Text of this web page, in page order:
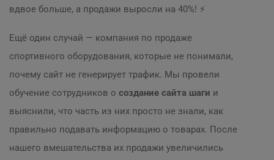
вдвое больше, а продажи выросли на 40%! ⚡
Ещё один случай — компания по продаже
спортивного оборудования, которые не понимали,
почему сайт не генерирует трафик. Мы провели
обучение сотрудников о создание сайта шаги и
выяснили, что часть из них просто не знали, как
правильно подавать информацию о товарах. После
нашего вмешательства их продажи увеличились